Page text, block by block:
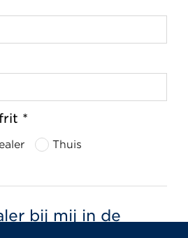
*
Thuis
bij mij in de